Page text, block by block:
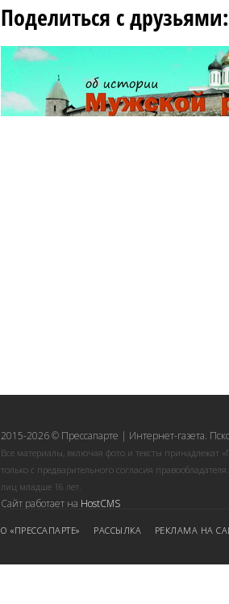
Поделиться с друзьями:
2015-2026 © Прессапарте | Интернет-газета.
Все материалы, включая фото и тексты принадлежат
только с предварительного согласия
лиц младше 16 лет.
Сайт работает на HostCMS
О «ПРЕССАПАРТЕ» РАССЫЛКА РЕКЛАМА НА